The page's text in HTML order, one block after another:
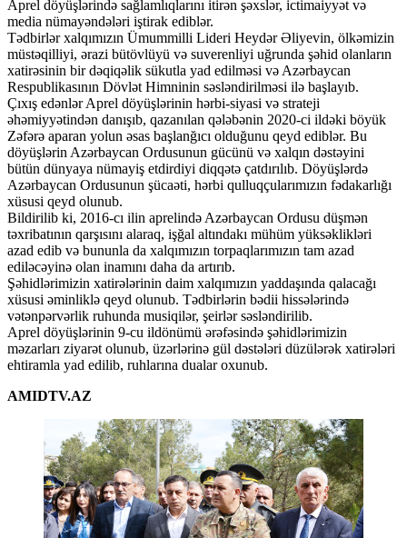
Aprel döyüşlərində sağlamlıqlarını itirən şəxslər, ictimaiyyət və
media nümayəndələri iştirak ediblər.
Tədbirlər xalqımızın Ümummilli Lideri Heydər Əliyevin, ölkəmizin
müstəqilliyi, ərazi bütövlüyü və suverenliyi uğrunda şəhid olanların
xatirəsinin bir dəqiqəlik sükutla yad edilməsi və Azərbaycan
Respublikasının Dövlət Himninin səsləndirilməsi ilə başlayıb.
Çıxış edənlər Aprel döyüşlərinin hərbi-siyasi və strateji
əhəmiyyətindən danışıb, qazanılan qələbənin 2020-ci ildəki böyük
Zəfərə aparan yolun əsas başlanğıcı olduğunu qeyd ediblər. Bu
döyüşlərin Azərbaycan Ordusunun gücünü və xalqın dəstəyini
bütün dünyaya nümayiş etdirdiyi diqqətə çatdırılıb. Döyüşlərdə
Azərbaycan Ordusunun şücaəti, hərbi qulluqçularımızın fədakarlığı
xüsusi qeyd olunub.
Bildirilib ki, 2016-cı ilin aprelində Azərbaycan Ordusu düşmən
təxribatının qarşısını alaraq, işğal altındakı mühüm yüksəklikləri
azad edib və bununla da xalqımızın torpaqlarımızın tam azad
ediləcəyinə olan inamını daha da artırıb.
Şəhidlərimizin xatirələrinin daim xalqımızın yaddaşında qalacağı
xüsusi əminliklə qeyd olunub. Tədbirlərin bədii hissələrində
vətənpərvərlik ruhunda musiqilər, şeirlər səsləndirilib.
Aprel döyüşlərinin 9-cu ildönümü ərəfəsində şəhidlərimizin
məzarları ziyarət olunub, üzərlərinə gül dəstələri düzülərək xatirələri
ehtiramla yad edilib, ruhlarına dualar oxunub.
AMIDTV.AZ